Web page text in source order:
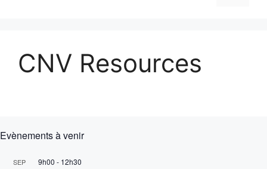
CNV Resources
Evènements à venir
SEP 9h00 - 12h30